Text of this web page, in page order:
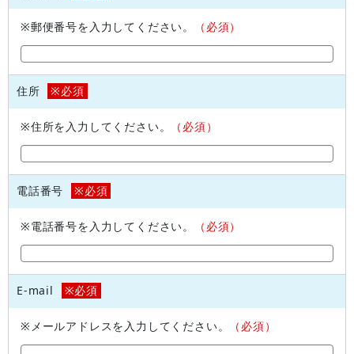
※郵便番号を入力してください。 （必須）
住所 ※必須
※住所を入力してください。 （必須）
電話番号 ※必須
※電話番号を入力してください。 （必須）
E-mail ※必須
※メールアドレスを入力してください。 （必須）